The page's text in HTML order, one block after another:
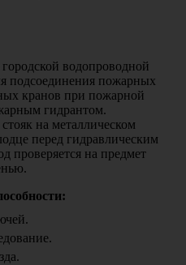
водопроводной
подсоединения пожарных
кранов при пожарной
гидрантом.
на металлическом
перед гидравлическим
проверяется на предмет